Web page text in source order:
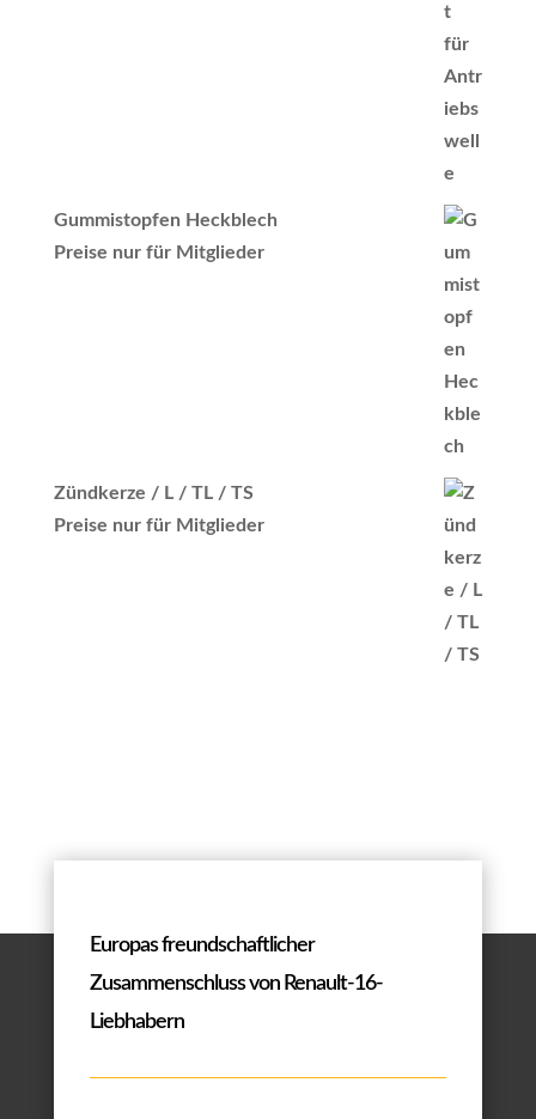
Gummistopfen Heckblech
Preise nur für Mitglieder
Zündkerze / L / TL / TS
Preise nur für Mitglieder
Europas freundschaftlicher
Zusammenschluss von Renault-16-
Liebhabern